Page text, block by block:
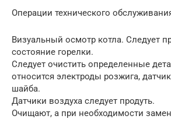
Операции технического
Визуальный осмотр котла. Следует
состояние горелки.
Следует очистить определенные
относится электроды розжига,
шайба.
Датчики воздуха следует продуть.
Очищают, а при необходимости